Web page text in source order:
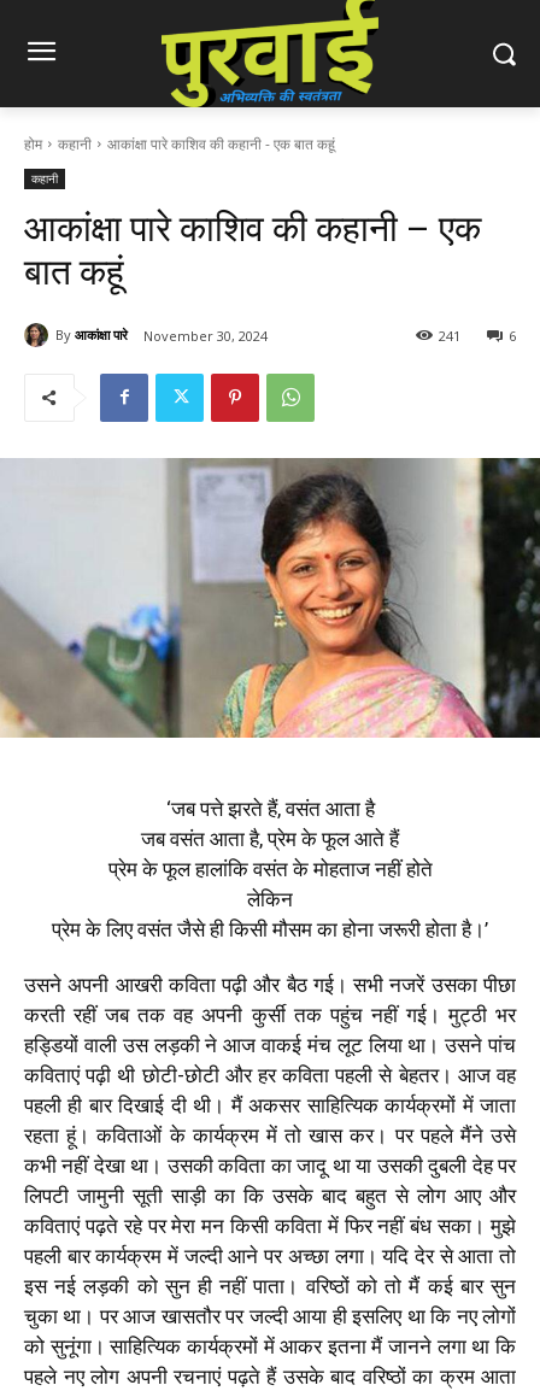
होम कहानी आकांक्षा पारे काशिव की कहानी - एक बात कहूं
कहानी
आकांक्षा पारे काशिव की कहानी – एक
बात कहूं
By आकांक्षा पारे November 30, 2024 6
241
‘जब पत्ते झरते हैं, वसंत आता है
जब वसंत आता है, प्रेम के फूल आते हैं
प्रेम के फूल हालांकि वसंत के मोहताज नहीं होते
लेकिन
प्रेम के लिए वसंत जैसे ही किसी मौसम का होना जरूरी होता है।’
उसने अपनी आखरी कविता पढ़ी और बैठ गई। सभी नजरें उसका पीछा
करती रहीं जब तक वह अपनी कुर्सी तक पहुंच नहीं गई। मुट्ठी भर
हड्डियों वाली उस लड़की ने आज वाकई मंच लूट लिया था। उसने पांच
कविताएं पढ़ी थी छोटी-छोटी और हर कविता पहली से बेहतर। आज वह
पहली ही बार दिखाई दी थी। मैं अकसर साहित्यिक कार्यक्रमों में जाता
रहता हूं। कविताओं के कार्यक्रम में तो खास कर। पर पहले मैंने उसे
कभी नहीं देखा था। उसकी कविता का जादू था या उसकी दुबली देह पर
लिपटी जामुनी सूती साड़ी का कि उसके बाद बहुत से लोग आए और
कविताएं पढ़ते रहे पर मेरा मन किसी कविता में फिर नहीं बंध सका। मुझे
पहली बार कार्यक्रम में जल्दी आने पर अच्छा लगा। यदि देर से आता तो
इस नई लड़की को सुन ही नहीं पाता। वरिष्ठों को तो मैं कई बार सुन
चुका था। पर आज खासतौर पर जल्दी आया ही इसलिए था कि नए लोगों
को सुनूंगा। साहित्यिक कार्यक्रमों में आकर इतना मैं जानने लगा था कि
पहले नए लोग अपनी रचनाएं पढ़ते हैं उसके बाद वरिष्ठों का क्रम आता